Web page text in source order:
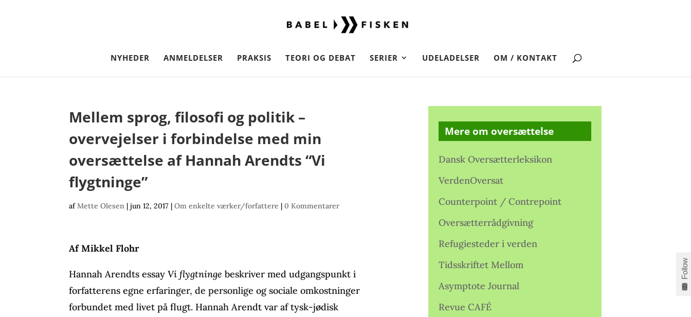
NYHEDER ANMELDELSER PRAKSIS TEORI OG DEBAT SERIER UDELADELSER OM / KONTAKT
Mellem sprog, filosofi og politik –
overvejelser i forbindelse med min
oversættelse af Hannah Arendts “Vi
flygtninge”
afMette Olesen |jun 12, 2017 |Om enkelte værker/forfattere |0 Kommentarer
Af Mikkel Flohr
Hannah Arendts essayVi flygtninge beskriver med udgangspunkt i
forfatterens egne erfaringer, de personlige og sociale omkostninger
forbundet med livet på flugt. Hannah Arendt var af tysk-jødisk
Mere om oversættelse
Dansk Oversætterleksikon
VerdenOversat
Counterpoint / Contrepoint
Oversætterrådgivning
Refugiesteder i verden
Tidsskriftet Mellom
Asymptote Journal
Revue CAFÉ
Follow